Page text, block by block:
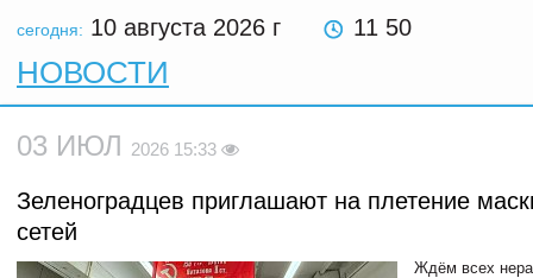
сегодня: 10 августа 2026 г 11 50
НОВОСТИ
03 ИЮЛ 2026 15:33
Зеленоградцев приглашают на плетение
сетей
Ждём всех